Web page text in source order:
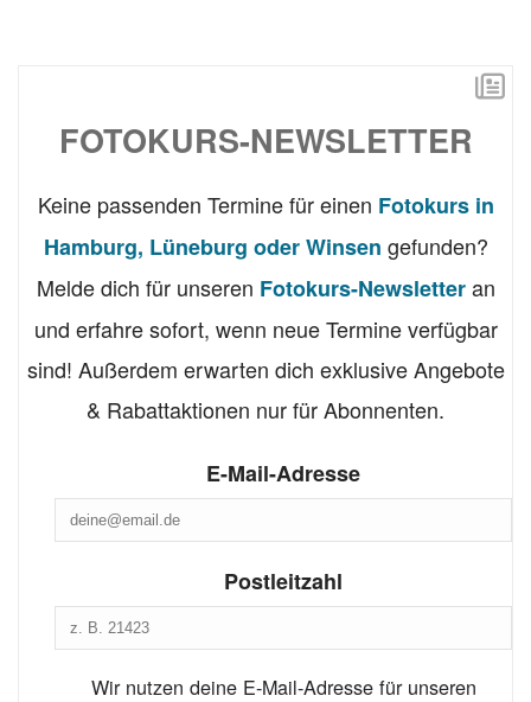
FOTOKURS-NEWSLETTER
Keine passenden Termine für einen Fotokurs in
Hamburg, Lüneburg oder Winsen gefunden?
Melde dich für unseren Fotokurs-Newsletteran
und erfahre sofort, wenn neue Termine verfügbar
sind! Außerdem erwarten dich exklusive Angebote
& Rabattaktionen nur für Abonnenten.
E-Mail-Adresse
Postleitzahl
Wir nutzen deine E-Mail-Adresse für unseren